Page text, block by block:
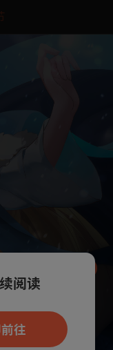
App新用
阅读
往